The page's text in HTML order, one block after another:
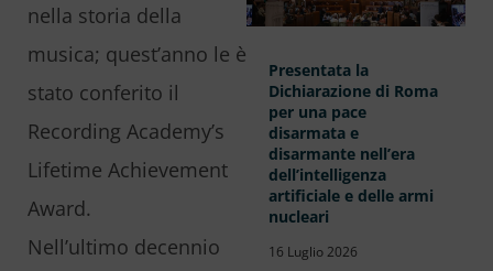
nella storia della
musica; quest’anno le è
stato conferito il
Recording Academy’s
Lifetime Achievement
Award.
Nell’ultimo decennio
Presentata la
Dichiarazione di Roma
per una pace
disarmata e
disarmante nell’era
dell’intelligenza
artificiale e delle armi
nucleari
16 Luglio 2026